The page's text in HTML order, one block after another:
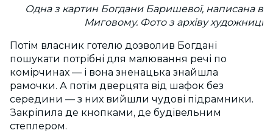
Одна з картин Богдани Баришевої, написана в
Миговому. Фото з архіву художниці
Потім власник готелю дозволив Богдані
пошукати потрібні для малювання речі по
комірчинах — і вона зненацька знайшла
рамочки. А потім дверцята від шафок без
середини — з них вийшли чудові підрамники.
Закріпила де кнопками, де будівельним
степлером.